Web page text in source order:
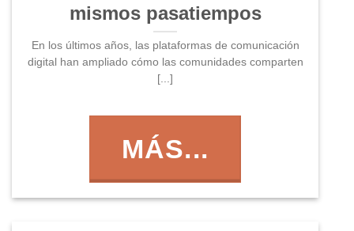
mismos pasatiempos
En los últimos años, las plataformas de comunicación
digital han ampliado cómo las comunidades comparten
[...]
MÁS...